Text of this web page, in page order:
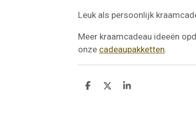
Leuk als persoonlijk
Meer kraamcadeau ideeën
onze cadeaupakketten.
D
D
S